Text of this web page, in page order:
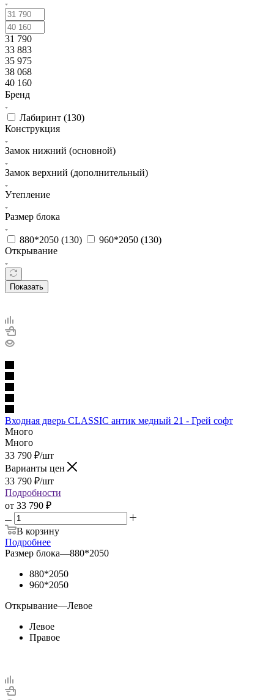
31 790
33 883
35 975
38 068
40 160
Бренд
Лабиринт (130)
Конструкция
Замок нижний (основной)
Замок верхний (дополнительный)
Утепление
Размер блока
880*2050 (130) 960*2050 (130)
Открывание
Показать
Входная дверь CLASSIC антик медный 21 - Грей софт
Много
Много
33 790 ₽/шт
Варианты цен
33 790 ₽/шт
Подробности
от 33 790 ₽
В корзину
Подробнее
Размер блока—880*2050
880*2050
960*2050
Открывание—Левое
Левое
Правое